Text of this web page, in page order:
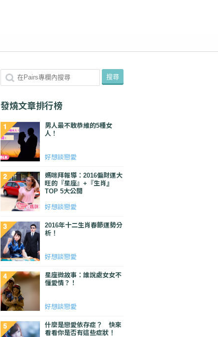
發燒文章排行榜
男人最不敢恭維的5種女
人！
好想談戀愛
媽咪拜報導：2016偏財運大
旺的『星座』+『生肖』
TOP 5大公開
好想談戀愛
2016年十二生肖春節運勢分
析！
好想談戀愛
星座微故事：誰說處女女不
懂愛情？！
好想談戀愛
什麼是戀愛依存症？ 快來
看看你是否有這些症狀！